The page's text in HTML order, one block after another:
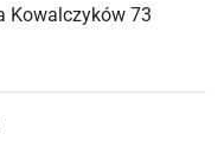
Kowalczyków 73